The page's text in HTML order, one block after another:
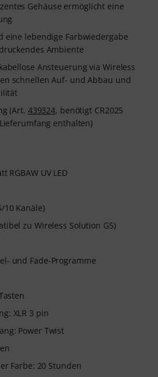
Gehäuse ermöglicht eine
eine lebendige Farbwiedergabe
Ambiente
Ansteuerung via Wireless
schnellen Auf- und Abbau und
(Art. 439324, benötigt CR2025
enthalten)
RGBAW UV LED
10 Kanäle)
zu Wireless Solution G5)
und Fade-Programme
XLR 3 pin
Power Twist
Farbe: 20 Stunden